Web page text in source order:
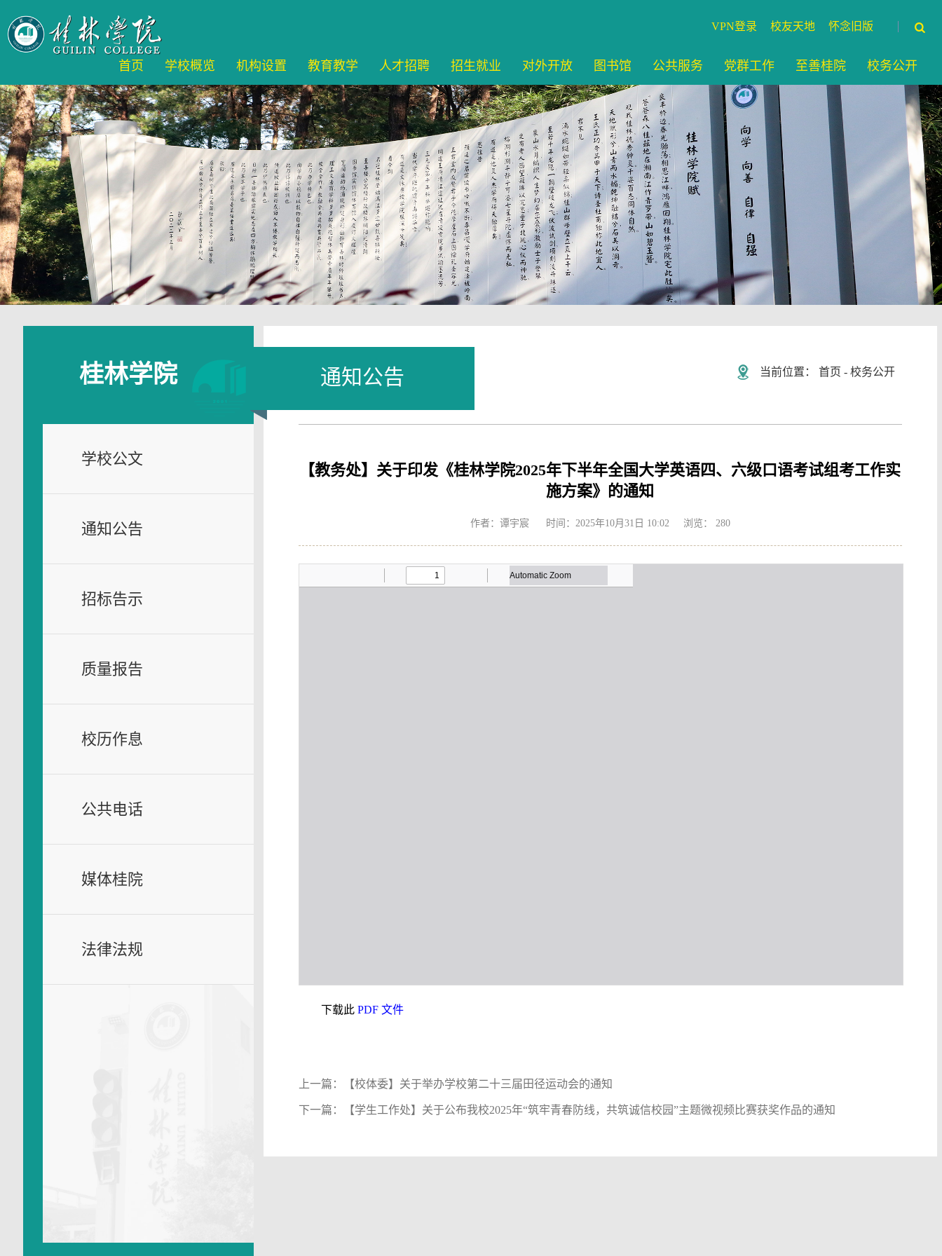
VPN登录 校友天地 怀念旧版
首页 学校概览 机构设置 教育教学 人才招聘 招生就业 对外开放 图书馆 公共服务 党群工作 至善桂院 校务公开
桂林学院
学校公文
通知公告
招标告示
质量报告
校历作息
公共电话
媒体桂院
法律法规
通知公告 当前位置：首页 -校务公开
【教务处】关于印发《桂林学院2025年下半年全国大学英语四、六级口语考试组考工作实
施方案》的通知
作者：谭宇宸 时间：2025年10月31日 10:02 浏览： 280
下载此 PDF 文件
上一篇： 【校体委】关于举办学校第二十三届田径运动会的通知
下一篇： 【学生工作处】关于公布我校2025年“筑牢青春防线，共筑诚信校园”主题微视频比赛获奖作品的通知